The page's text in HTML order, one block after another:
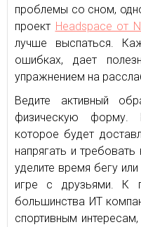
проблемы со сном,
проект Headspace от
лучше выспаться.
ошибках, дает
упражнением на
Ведите активный
физическую форму.
которое будет
напрягать и
уделите время бегу
игре с друзьями. К
большинства ИТ
спортивным